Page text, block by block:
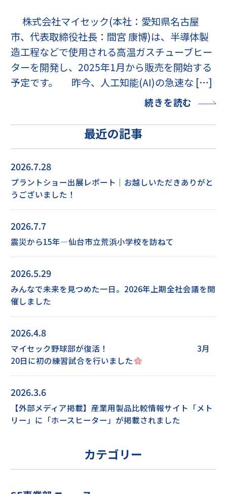
株式会社マイセック(本社：愛知県名古屋
市、代表取締役社長：間宮 康博)は、半導体製
造工程などで使用される高温ガスチューブヒー
ターを開発し、2025年1月から販売を開始する
予定です。 昨今、人工知能(AI)の急速な […]
続きを読む
最近の記事
2026.7.28
プラントショー出展レポート｜お越しいただきありがと
うございました！
2026.7.7
震災から15年―仙台市立荒浜小学校を訪ねて
2026.5.29
みんなで未来を見つめた一日。2026年上期全社会議を開
催しました
2026.4.8
マイセック野球部が復活！ 3月
20日に初の練習試合を行いました
2026.3.6
【外部メディア掲載】産業用製品比較情報サイト「メト
リー」に「ホースヒーター」が掲載されました
カテゴリー